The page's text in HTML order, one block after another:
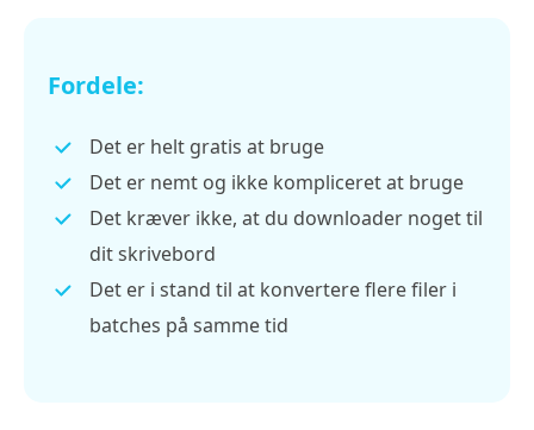
Fordele:
Det er helt gratis at bruge
Det er nemt og ikke kompliceret at bruge
Det kræver ikke, at du downloader noget til
dit skrivebord
Det er i stand til at konvertere flere filer i
batches på samme tid